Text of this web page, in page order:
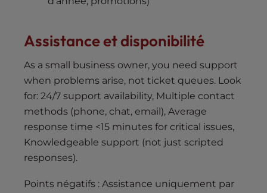
Assistance et disponibilité
As a small business owner, you need support
when problems arise, not ticket queues. Look
for: 24/7 support availability, Multiple contact
methods (phone, chat, email), Average
response time <15 minutes for critical issues,
Knowledgeable support (not just scripted
responses).
Points négatifs : Assistance uniquement par